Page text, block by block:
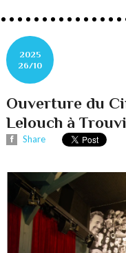
2025
26/10
Ouverture du
Lelouch à
Share